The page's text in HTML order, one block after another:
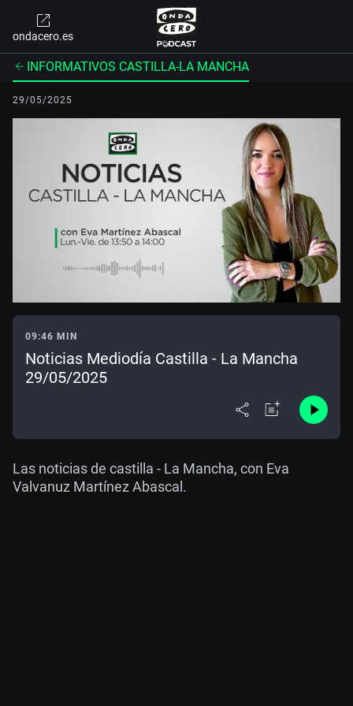
ondacero.es
INFORMATIVOS CASTILLA-LA MANCHA
29/05/2025
09:46 MIN
Noticias Mediodía Castilla - La Mancha
29/05/2025
Las noticias de castilla - La Mancha, con Eva
Valvanuz Martínez Abascal.